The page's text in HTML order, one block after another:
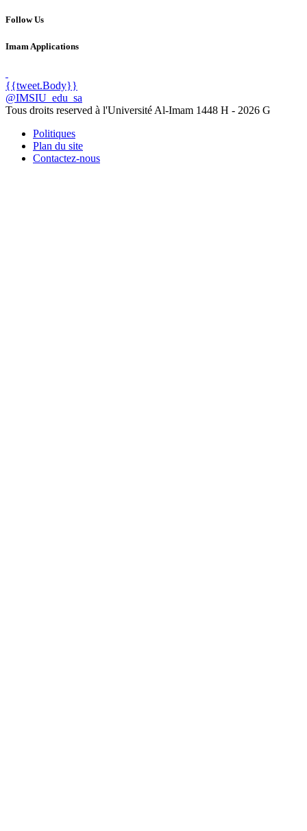
Follow Us
Imam Applications
{{tweet.Body}}
@IMSIU_edu_sa
Tous droits reserved à l'Université Al-Imam 1448 H - 2026 G
Politiques
Plan du site
Contactez-nous